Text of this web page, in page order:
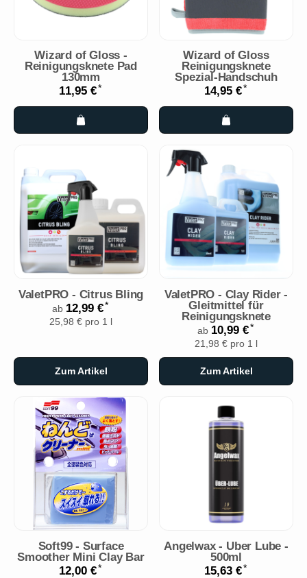
Wizard of Gloss -
Reinigungsknete Pad
130mm
11,95 €*
Wizard of Gloss
Reinigungsknete
Spezial-Handschuh
14,95 €*
ValetPRO - Citrus Bling
ab 12,99 €*
25,98 € pro 1 l
Zum Artikel
ValetPRO - Clay Rider -
Gleitmittel für
Reinigungsknete
ab 10,99 €*
21,98 € pro 1 l
Zum Artikel
Soft99 - Surface
Smoother Mini Clay Bar
12,00 €*
Angelwax - Uber Lube -
500ml
15,63 €*